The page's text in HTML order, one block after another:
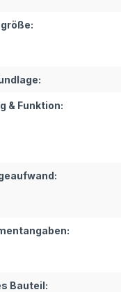
& Funktion:
Bauteil: